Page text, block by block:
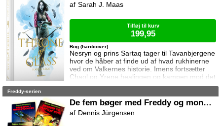
nyuddannede agent April Biggs for at assistere
Nesryn og prins Sartaq tager til Tavanbjergene
hvor de håber at finde ud af hvad rukhinerne
ved om Valkernes historie. Imens fortsætter
Chaol og Yrene healingen og kampen mod det
mystiske mørke som lurer inden i ham. Men
deres venner derhjemme.
Bog (hardcover)
Sarah J. Maas
Tilføj til kurv
199,95
Freddy-serien
De fem bøger med Freddy og monstrene
Dennis Jürgensen